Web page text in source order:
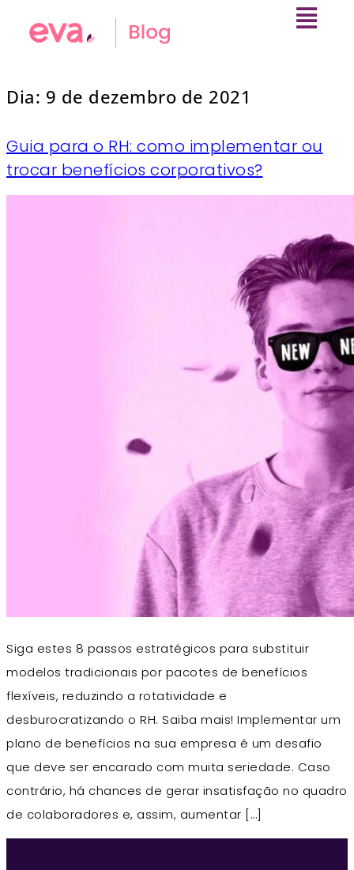
Dia: 9 de dezembro de 2021
Guia para o RH: como implementar ou
trocar benefícios corporativos?
Siga estes 8 passos estratégicos para substituir
modelos tradicionais por pacotes de benefícios
flexíveis, reduzindo a rotatividade e
desburocratizando o RH. Saiba mais! Implementar um
plano de benefícios na sua empresa é um desafio
que deve ser encarado com muita seriedade. Caso
contrário, há chances de gerar insatisfação no quadro
de colaboradores e, assim, aumentar […]